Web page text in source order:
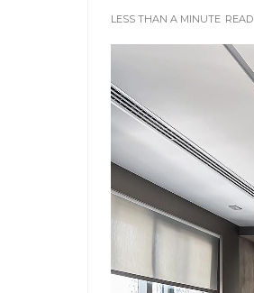
LESS THAN A MINUTE READ